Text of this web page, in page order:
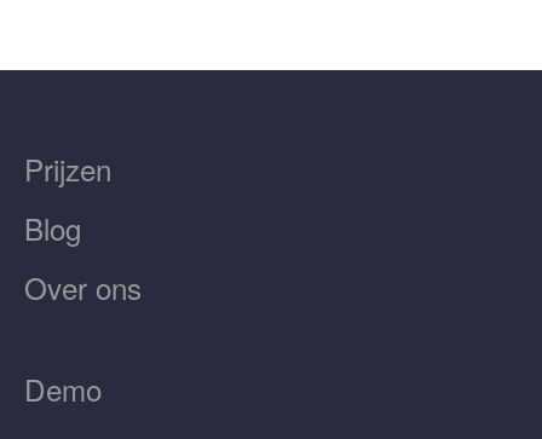
Prijzen
Blog
Over ons
Demo